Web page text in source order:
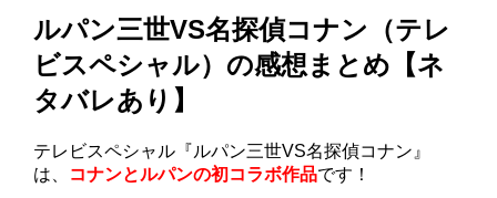
ルパン三世VS名探偵コナン（テレ
ビスペシャル）の感想まとめ【ネ
タバレあり】
テレビスペシャル『ルパン三世VS名探偵コナン』
は、 コナンとルパンの初コラボ作品です！